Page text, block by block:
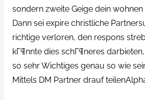
sondern zweite Geige dein
Dann sei expire christliche
richtige verloren, den respons
kГ¶nnte dies schГ¶neres
so sehr Wichtiges genau so wie
Mittels DM Partner drauf